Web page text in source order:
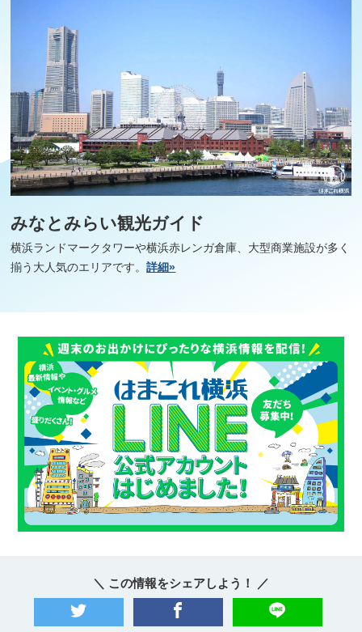
みなとみらい観光ガイド
横浜ランドマークタワーや横浜赤レンガ倉庫、大型商業施設が多く
揃う大人気のエリアです。詳細»
＼ この情報をシェアしよう！ ／